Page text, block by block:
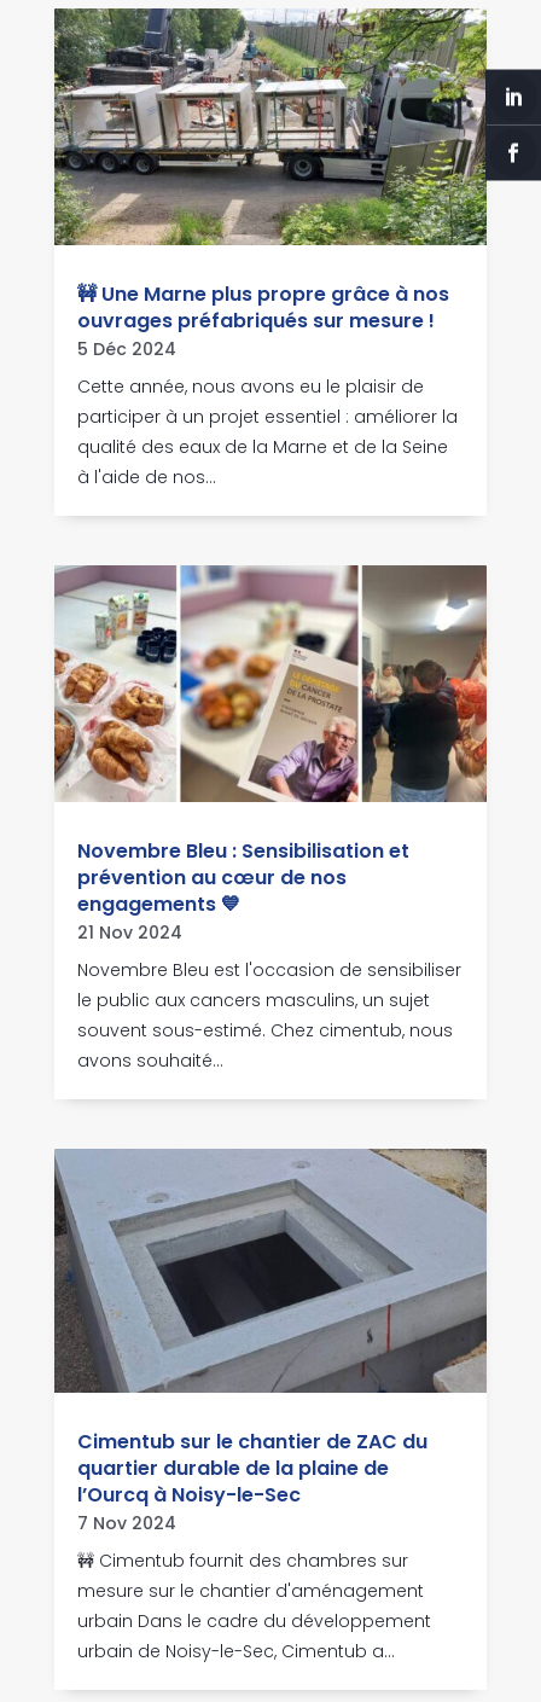
🚧 Une Marne plus propre grâce à nos
ouvrages préfabriqués sur mesure !
5 Déc 2024
Cette année, nous avons eu le plaisir de
participer à un projet essentiel : améliorer la
qualité des eaux de la Marne et de la Seine
à l'aide de nos...
Novembre Bleu : Sensibilisation et
prévention au cœur de nos
engagements 💙
21 Nov 2024
Novembre Bleu est l'occasion de sensibiliser
le public aux cancers masculins, un sujet
souvent sous-estimé. Chez cimentub, nous
avons souhaité...
Cimentub sur le chantier de ZAC du
quartier durable de la plaine de
l’Ourcq à Noisy-le-Sec
7 Nov 2024
🚧 Cimentub fournit des chambres sur
mesure sur le chantier d'aménagement
urbain Dans le cadre du développement
urbain de Noisy-le-Sec, Cimentub a...